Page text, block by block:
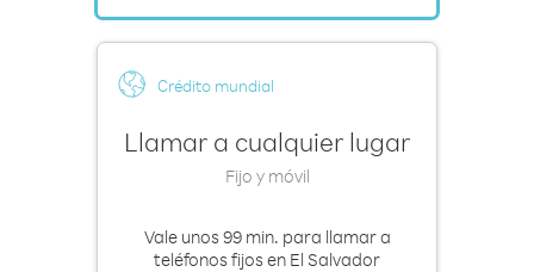
Crédito mundial
Llamar a cualquier lugar
Fijo y móvil
Vale unos 99 min. para llamar a
teléfonos fijos en El Salvador